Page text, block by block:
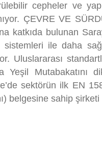
cepheler ve
ÇEVRE VE
katkıda bulunan
sistemleri ile daha
Uluslararası
Yeşil Mutabakatını
sektörün ilk EN
belgesine sahip